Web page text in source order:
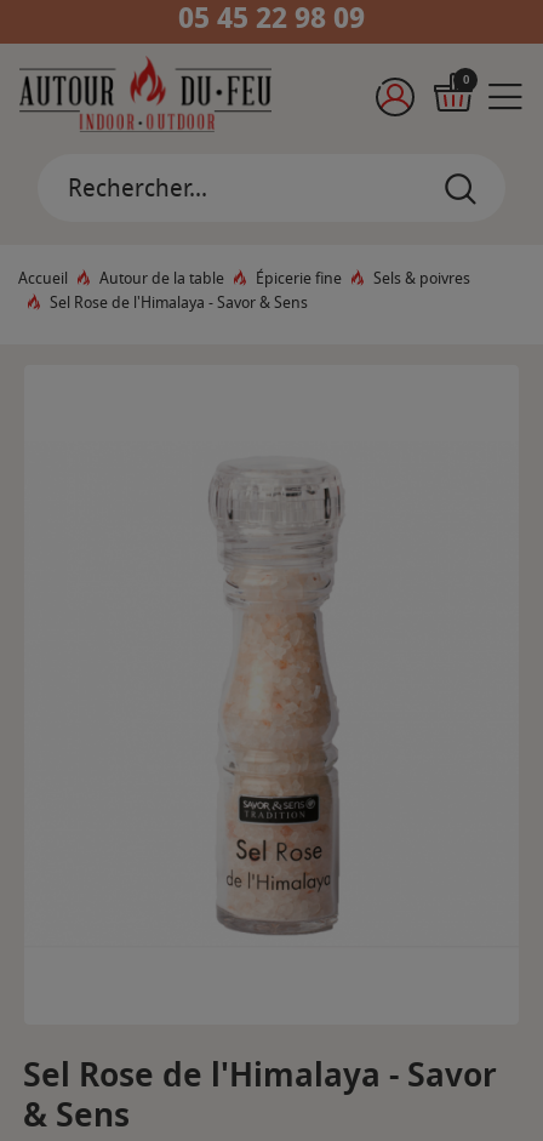
05 45 22 98 09
0
Accueil Autour de la table Épicerie fine
Sels & poivres
Sel Rose de l'Himalaya - Savor & Sens
Sel Rose de l'Himalaya - Savor
& Sens